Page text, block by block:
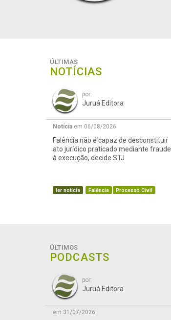
ÚLTIMAS
NOTÍCIAS
por:
Juruá Editora
Notícia em 06/08/2026
Falência não é capaz de desconstituir
ato jurídico praticado mediante fraude
à execução, decide STJ
ler notícia Falência Processo Civil
ÚLTIMOS
PODCASTS
por:
Juruá Editora
em 31/07/2026